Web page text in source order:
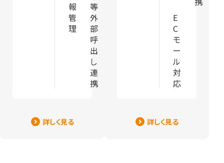
報
管
理
等
外
部
呼
出
し
連
携
詳しく見る
E
C
モ
ー
ル
対
応
詳しく見る